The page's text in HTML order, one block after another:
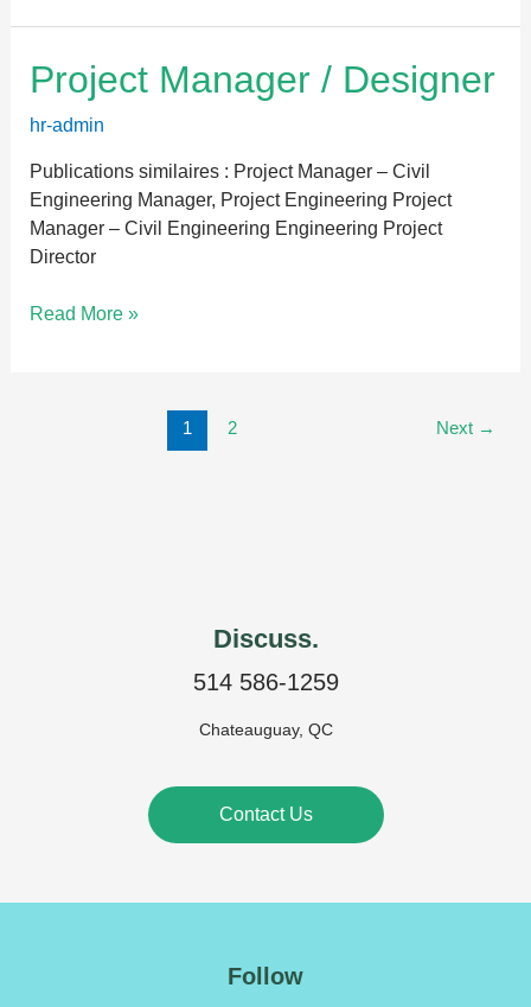
Project Manager / Designer
hr-admin
Publications similaires : Project Manager – Civil
Engineering Manager, Project Engineering Project
Manager – Civil Engineering Engineering Project
Director
Project
Manager
/
Read More »
1 2 Next →
Discuss.
514 586-1259
Chateauguay, QC
Contact Us
Follow